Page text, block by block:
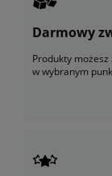
Darmowy
Produkty
w wybranym